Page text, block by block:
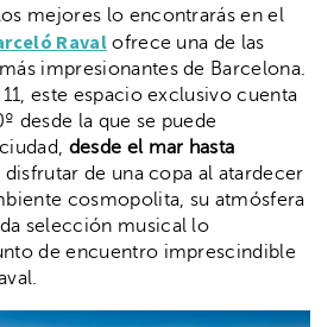
mejores lo encontrarás en el
Ravalofrece una de las
impresionantes de Barcelona.
este espacio exclusivo cuenta
desde la que se puede
desde el mar hasta
de una copa al atardecer
cosmopolita, su atmósfera
selección musical lo
de encuentro imprescindible